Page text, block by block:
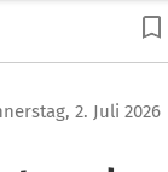
2. Juli 2026